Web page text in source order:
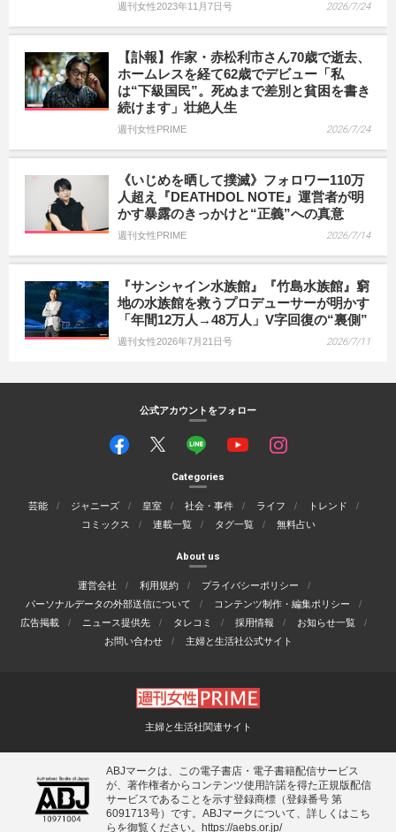
週刊女性2023年11月7日号 2026/7/24
【訃報】作家・赤松利市さん70歳で逝去、
ホームレスを経て62歳でデビュー「私
は“下級国民”。死ぬまで差別と貧困を書き
続けます」壮絶人生
週刊女性PRIME 2026/7/24
《いじめを晒して撲滅》フォロワー110万
人超え『DEATHDOL NOTE』運営者が明
かす暴露のきっかけと“正義”への真意
週刊女性PRIME 2026/7/14
『サンシャイン水族館』『竹島水族館』窮
地の水族館を救うプロデューサーが明かす
「年間12万人→48万人」V字回復の“裏側”
週刊女性2026年7月21日号 2026/7/11
公式アカウントをフォロー
Categories
芸能 ジャニーズ 皇室 社会・事件 ライフ
トレンド
コミックス
連載一覧 タグ一覧 無料占い
About us
運営会社 利用規約
プライバシーポリシー
パーソナルデータの外部送信について
コンテンツ制作・編集ポリシー
広告掲載
ニュース提供先 タレコミ 採用情報
お知らせ一覧
お問い合わせ
主婦と生活社公式サイト
主婦と生活社関連サイト
ABJマークは、この電子書店・電子書籍配信サービス
が、著作権者からコンテンツ使用許諾を得た正規版配信
サービスであることを示す登録商標（登録番号 第
6091713号）です。ABJマークについて、詳しくはこち
らを御覧ください。
https://aebs.or.jp/